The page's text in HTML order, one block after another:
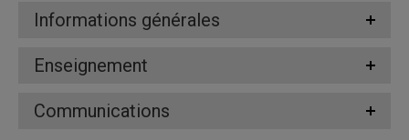
Informations générales
Enseignement
Communications